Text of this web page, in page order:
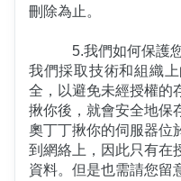
刪除為止。
5.我們如何保護
我們採取技術和組織
全，以避免未經授權的
揪你後，就會安全地保
奧丁丁揪你的伺服器位
到網絡上，因此只有在
資料。但是也需請您留